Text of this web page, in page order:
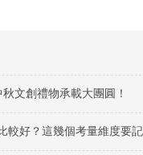
文創禮物承載大團圓！
較好？這幾個考量維度要